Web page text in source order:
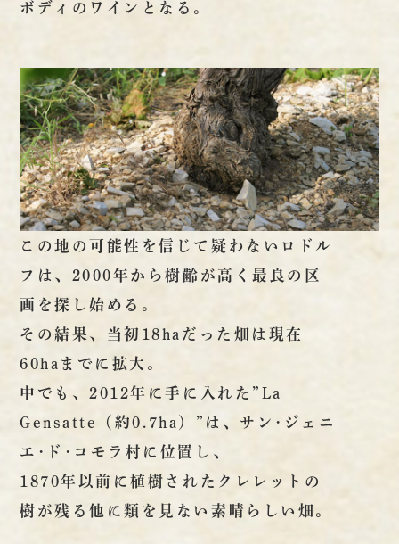
ボディのワインとなる。
この地の可能性を信じて疑わないロドル
フは、2000年から樹齢が高く最良の区
画を探し始める。
その結果、当初18haだった畑は現在
60haまでに拡大。
中でも、2012年に手に入れた”La
Gensatte（約0.7ha）”は、サン･ジェニ
エ･ド･コモラ村に位置し、
1870年以前に植樹されたクレレットの
樹が残る他に類を見ない素晴らしい畑。